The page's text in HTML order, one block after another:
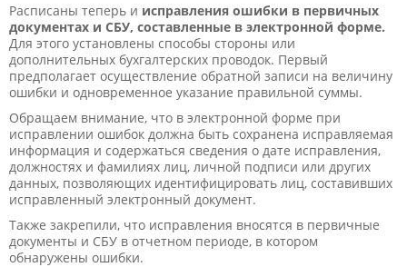
Расписаны теперь и исправления ошибки в первичных
документах и СБУ, составленные в электронной форме.
Для этого установлены способы стороны или
дополнительных бухгалтерских проводок. Первый
предполагает осуществление обратной записи на величину
ошибки и одновременное указание правильной суммы.
Обращаем внимание, что в электронной форме при
исправлении ошибок должна быть сохранена исправляемая
информация и содержаться сведения о дате исправления,
должностях и фамилиях лиц, личной подписи или других
данных, позволяющих идентифицировать лиц, составивших
исправленный электронный документ.
Также закрепили, что исправления вносятся в первичные
документы и СБУ в отчетном периоде, в котором
обнаружены ошибки.